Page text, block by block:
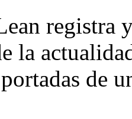
registra
la
de